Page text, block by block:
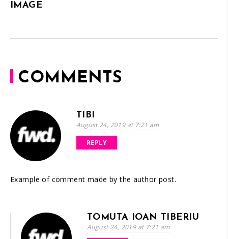
IMAGE
COMMENTS
TIBI
August 24, 2019 at 7:21 am
REPLY
Example of comment made by the author post.
TOMUTA IOAN TIBERIU
August 24, 2019 at 7:21 am